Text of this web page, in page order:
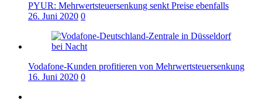
PYUR: Mehrwertsteuersenkung senkt Preise ebenfalls
26. Juni 2020 0
Vodafone-Kunden profitieren von Mehrwertsteuersenkung
16. Juni 2020 0